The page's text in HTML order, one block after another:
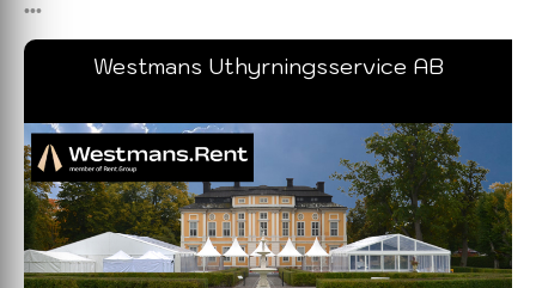
Westmans Uthyrningsservice AB